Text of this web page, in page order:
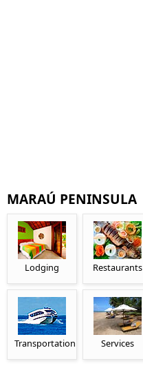
MARAÚ PENINSULA
Lodging Restaurants
Transportation Services